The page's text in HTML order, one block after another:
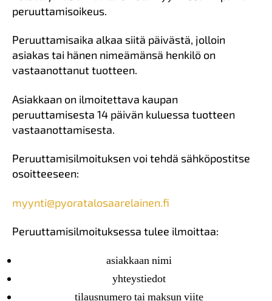
peruuttamisoikeus.
Peruuttamisaika alkaa siitä päivästä, jolloin
asiakas tai hänen nimeämänsä henkilö on
vastaanottanut tuotteen.
Asiakkaan on ilmoitettava kaupan
peruuttamisesta 14 päivän kuluessa tuotteen
vastaanottamisesta.
Peruuttamisilmoituksen voi tehdä sähköpostitse
osoitteeseen:
myynti@pyoratalosaarelainen.fi
Peruuttamisilmoituksessa tulee ilmoittaa:
asiakkaan nimi
yhteystiedot
tilausnumero tai maksun viite